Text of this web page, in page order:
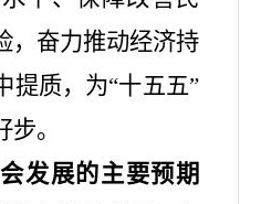
，奋力推动经济持
提质，为“十五五”
。
发展的主要预期